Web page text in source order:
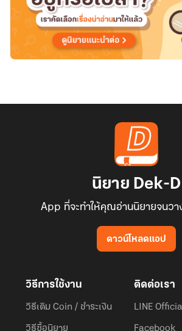
นิยาย Dek-D
App ที่จะทำให้คุณอ่านนิยายจนวา
ดาวน์โหลดแอป
วิธีการใช้งาน
วิธีเติม Coin / ชำระเงิน
วิธีซื้อนิยาย
ติดต่อเรา
LINE
Facebook